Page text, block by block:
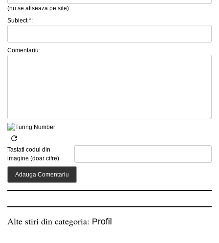
(nu se afiseaza pe site)
Subiect *:
Comentariu:
Tastati codul din
imagine (doar cifre)
Alte stiri din categoria: Profil